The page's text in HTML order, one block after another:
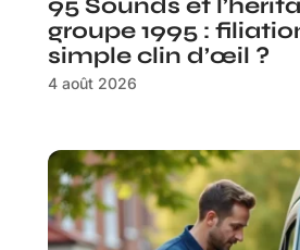
95 Sounds et
groupe 1995 :
simple clin d’œil ?
4 août 2026